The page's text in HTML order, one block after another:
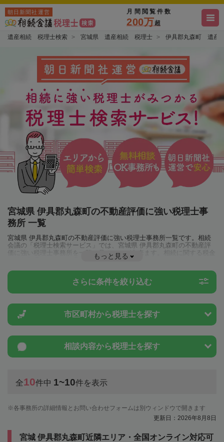
朝日新聞社運営 月間閲覧件数
200万超
遺産相続 税理士検索 宮城県 遺産相続 税理士 伊具郡丸森町 遺産
宮城県 伊具郡丸森町の不動産評価に強い税理士事
務所 一覧
宮城県 伊具郡丸森町の不動産評価に強い税理士事務所一覧です。相続
会議の「税理士検索サービス」では、宮城県 伊具郡丸森町の不動産評
価に強い税理士事務所を一覧で見ることが出来ます。相続に関する税金
や特例制度のことは一度近隣の税理士に相談してみましょう。
もっと見る
さらに条件を絞り込む
市区町村から税理士を探す
相談内容から税理士を探す
全10件中 1~10件を表示
各事務所の詳細情報とお問い合わせフォームは別ウィンドウで開きます
更新日：2026年8月8日
宮城 伊具郡丸森町近隣エリア・全国オンライン対応可